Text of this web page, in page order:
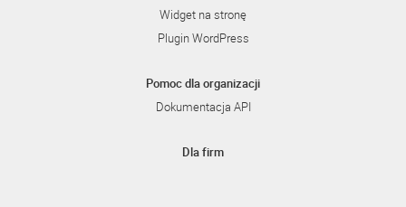
Widget na stronę
Plugin WordPress
Pomoc dla organizacji
Dokumentacja API
Dla firm